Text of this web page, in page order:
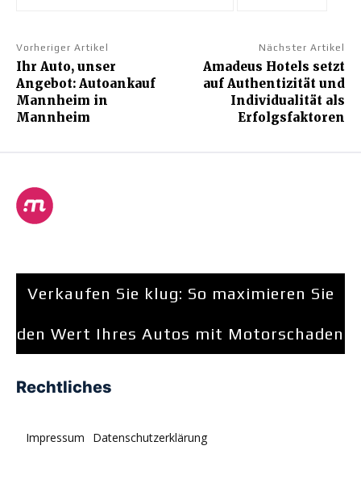
Vorheriger Artikel
Ihr Auto, unser
Angebot: Autoankauf
Mannheim in
Mannheim
Nächster Artikel
Amadeus Hotels setzt
auf Authentizität und
Individualität als
Erfolgsfaktoren
Verkaufen Sie klug: So maximieren Sie
den Wert Ihres Autos mit Motorschaden
Rechtliches
Impressum Datenschutzerklärung